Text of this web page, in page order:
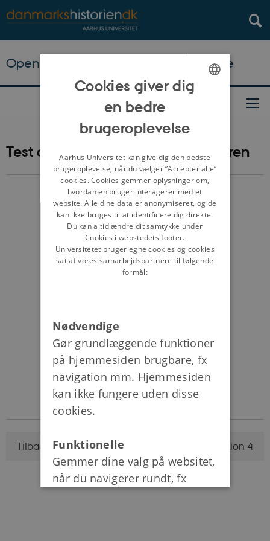
Open Online Course i danmarkshistorie
Test din viden om senmiddelalderen
Tilbage til lektion 3 Videre til lektion 4
Cookies giver dig
en bedre
brugeroplevelse
Aarhus Universitet kan give dig den bedste
brugeroplevelse, når du vælger ”Accepter alle”
cookies. Cookies gemmer oplysninger om,
hvordan en bruger interagerer med et
website. Alle dine data er anonymiseret, og de
kan ikke bruges til at identificere dig direkte.
Du kan altid ændre dit samtykke under
Cookies i webstedets footer.
Universitetet bruger egne cookies og cookies
sat af vores samarbejdspartnere til følgende
formål:
Nødvendige
Gør grundlæggende funktioner
på hjemmesiden brugbare, fx
navigation mm. Hjemmesiden
kan ikke fungere uden disse
cookies.
Funktionelle
Gemmer dine valg på websitet,
når du navigerer rundt, fx